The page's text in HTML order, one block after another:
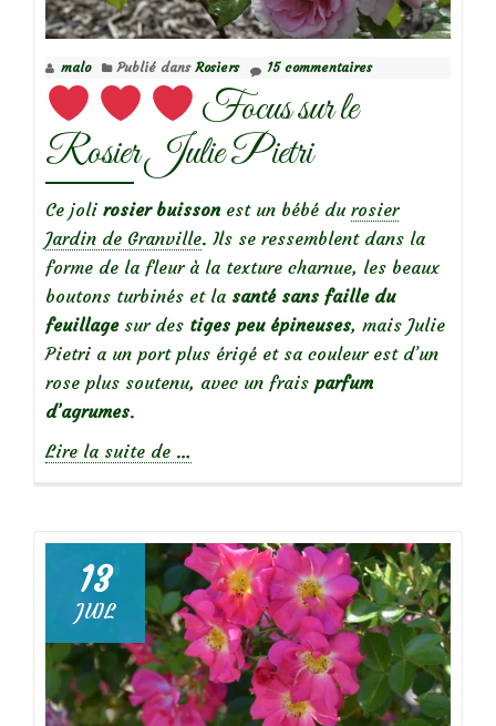
farreri
persetosa,
un
« géant
minuscule »
malo Publié dans Rosiers 15 commentaires
Focus sur le
Rosier Julie Pietri
Ce joli rosier buissonest un bébé du rosier
Jardin de Granville. Ils se ressemblent dans la
forme de la fleur à la texture charnue, les beaux
boutons turbinés et la santé sans faille du
feuillagesur des tiges peu épineuses, mais Julie
Pietri a un port plus érigé et sa couleur est d’un
rose plus soutenu, avec un frais parfum
d’agrumes.
Lire la suite de à
Focus
sur
le
Rosier
…
13
JUIL